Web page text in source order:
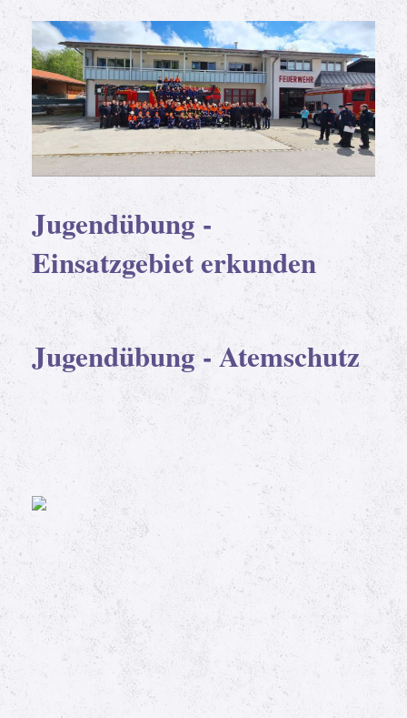
Jugendübung -
Einsatzgebiet erkunden
Jugendübung - Atemschutz